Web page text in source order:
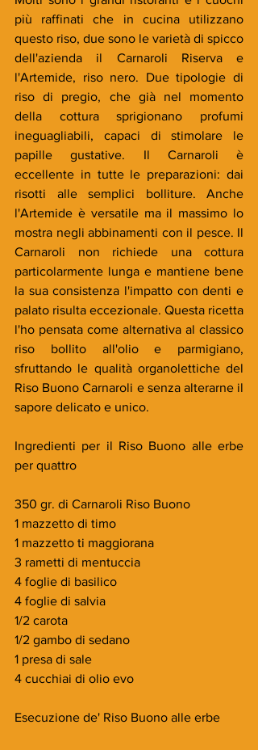
più raffinati che in cucina utilizzano
questo riso, due sono le varietà di spicco
dell'azienda il Carnaroli Riserva e
l'Artemide, riso nero. Due tipologie di
riso di pregio, che già nel momento
della cottura sprigionano profumi
ineguagliabili, capaci di stimolare le
papille gustative. Il Carnaroli è
eccellente in tutte le preparazioni: dai
risotti alle semplici bolliture. Anche
l'Artemide è versatile ma il massimo lo
mostra negli abbinamenti con il pesce. Il
Carnaroli non richiede una cottura
particolarmente lunga e mantiene bene
la sua consistenza l'impatto con denti e
palato risulta eccezionale. Questa ricetta
l'ho pensata come alternativa al classico
riso bollito all'olio e parmigiano,
sfruttando le qualità organolettiche del
Riso Buono Carnaroli e senza alterarne il
sapore delicato e unico.
Ingredienti per il Riso Buono alle erbe
per quattro
350 gr. di Carnaroli Riso Buono
1 mazzetto di timo
1 mazzetto ti maggiorana
3 rametti di mentuccia
4 foglie di basilico
4 foglie di salvia
1/2 carota
1/2 gambo di sedano
1 presa di sale
4 cucchiai di olio evo
Esecuzione de' Riso Buono alle erbe